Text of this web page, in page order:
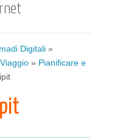
Digitali »
» Pianificare e